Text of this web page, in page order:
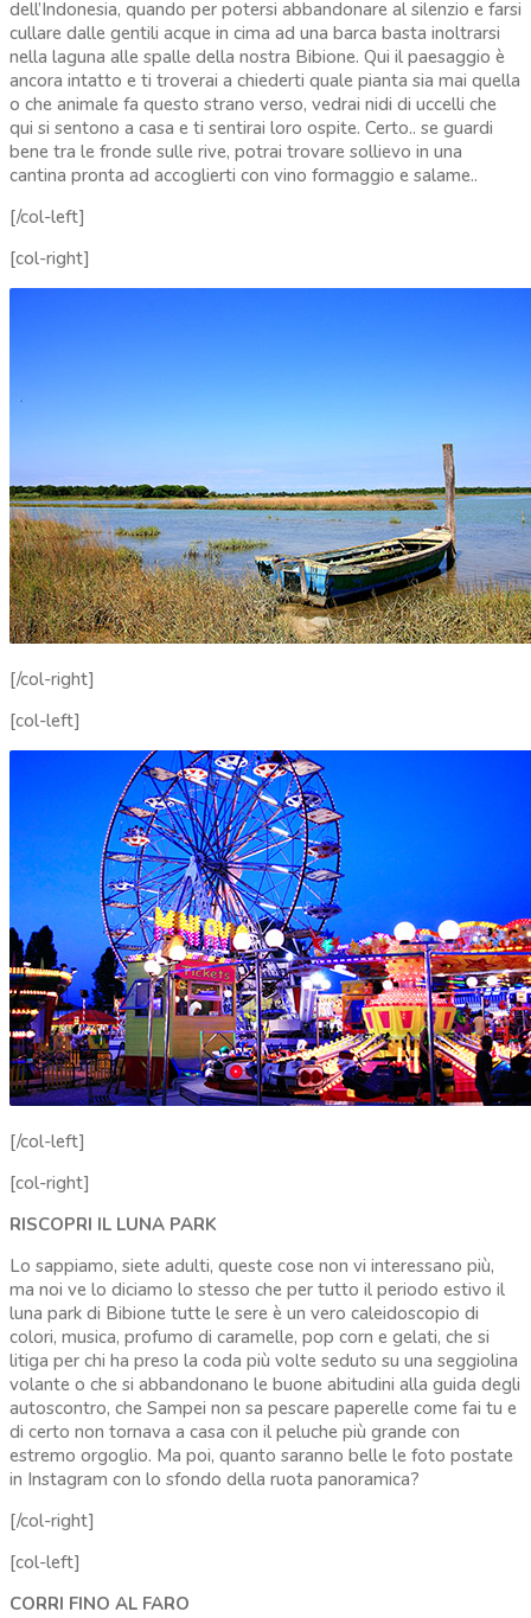
dell’Indonesia, quando per potersi abbandonare al silenzio e farsi
cullare dalle gentili acque in cima ad una barca basta inoltrarsi
nella laguna alle spalle della nostra Bibione. Qui il paesaggio è
ancora intatto e ti troverai a chiederti quale pianta sia mai quella
o che animale fa questo strano verso, vedrai nidi di uccelli che
qui si sentono a casa e ti sentirai loro ospite. Certo.. se guardi
bene tra le fronde sulle rive, potrai trovare sollievo in una
cantina pronta ad accoglierti con vino formaggio e salame..
[/col-left]
[col-right]
[/col-right]
[col-left]
[/col-left]
[col-right]
RISCOPRI IL LUNA PARK
Lo sappiamo, siete adulti, queste cose non vi interessano più,
ma noi ve lo diciamo lo stesso che per tutto il periodo estivo il
luna park di Bibione tutte le sere è un vero caleidoscopio di
colori, musica, profumo di caramelle, pop corn e gelati, che si
litiga per chi ha preso la coda più volte seduto su una seggiolina
volante o che si abbandonano le buone abitudini alla guida degli
autoscontro, che Sampei non sa pescare paperelle come fai tu e
di certo non tornava a casa con il peluche più grande con
estremo orgoglio. Ma poi, quanto saranno belle le foto postate
in Instagram con lo sfondo della ruota panoramica?
[/col-right]
[col-left]
CORRI FINO AL FARO